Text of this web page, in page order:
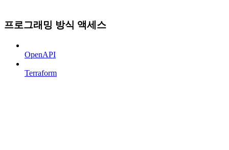
프로그래밍 방식 액세스
OpenAPI
Terraform